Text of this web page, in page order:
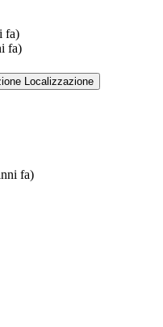
fa)
fa)
Localizzazione
fa)